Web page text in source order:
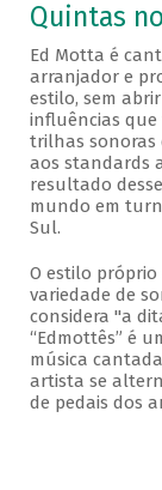
Quintas
Ed Motta é
arranjador e
estilo, sem
influências que
trilhas sonoras
aos standards
resultado
mundo em
Sul.
O estilo próprio
variedade de
considera "a
“Edmottês” é
música
artista se
de pedais dos